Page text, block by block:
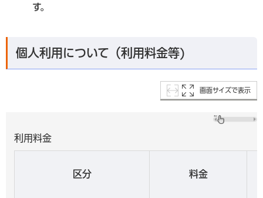
す。
個人利用について（利用料金等)
画面サイズで表示
利用料金
区分 料金